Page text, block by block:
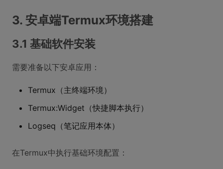
3. 安卓端Termux环境搭建
3.1 基础软件安装
需要准备以下安卓应用：
Termux（主终端环境）
Termux:Widget（快捷脚本执行）
Logseq（笔记应用本体）
在Termux中执行基础环境配置：